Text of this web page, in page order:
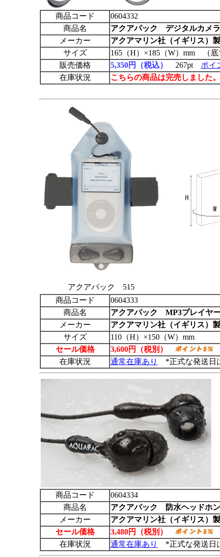
商品コード
0604332
商品名
アクアパック
デジタルカメ
メーカー
アクアマリン社（イギリス）製
サイズ
165（H）×185（W）mm （底
販売価格
5,350円（税込） 267pt ポイ
在庫状況
こちらの商品は完売しました
アクアパック 515
商品コード
0604333
商品名
アクアパック
MP3プレイヤ
メーカー
アクアマリン社（イギリス）製
サイズ
110（H）×150（W）mm
セール価格
3,600円（税別）
在庫状況
通常在庫あり *正式な発送日
商品コード
0604334
商品名
アクアパック
防水ヘッドホ
メーカー
アクアマリン社（イギリス）製
セール価格
3,480円（税別）
在庫状況
通常在庫あり *正式な発送日